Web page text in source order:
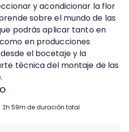
y acondicionar la flor
sobre el mundo de las
podrás aplicar tanto en
en producciones
el bocetaje y la
técnica del montaje de las
2h 59m de duración total